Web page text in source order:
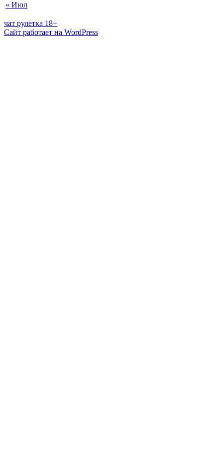
« Июл
чат рулетка 18+
Сайт работает на WordPress